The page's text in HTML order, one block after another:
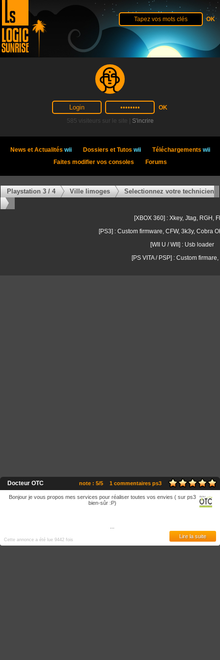
585 visiteurs sur le site | S'incrire
News et Actualités wii Dossiers et Tutos wii Téléchargements wii
Faites modifier vos consoles
Forums
Playstation 3 / 4 Ville limoges Selectionnez votre technicien
[XBOX 360] : Xkey, Jtag, RGH,
[PS3] : Custom firmware, CFW, 3k3y, Cobra
[WII U / WII] : Usb loader
[PS VITA / PSP] : Custom firmare,
Docteur OTC 1 commentaires ps3
note : 5/5
Bonjour je vous propos mes services pour réaliser toutes vos envies ( sur ps3
bien-sûr :P)
Cette annonce a été lue 9442 fois
Lire la suite